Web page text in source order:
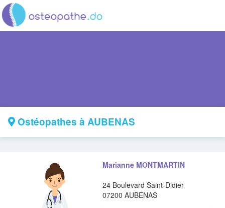
Ostéopathes à AUBENAS
Marianne MONTMARTIN
24 Boulevard Saint-Didier
07200 AUBENAS